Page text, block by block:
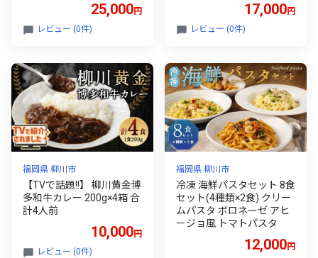
にぎり 弁当 NORI nori 有明
海産 焼き海苔 美味しい海
訳あり 理由あり 規格外 便
利 夕食 人気のり ランチ 昼
食 人気 美味しいのり 焼き
のり 名産海苔 巻き寿司 福
岡県 柳川市
25,000円
レビュー (0件)
り 弁当 NORI nori 有明海産
焼き海苔 美味しい海苔 の
り 理由あり 規格外 便利 夕
食 人気のり ランチ 昼食 人
気 美味しいのり 焼きのり
名産海苔 巻き寿司 福岡県
柳川市
17,000円
レビュー (0件)
福岡県 柳川市
【TVで話題!!】 柳川黄金博
多和牛カレー 200g×4箱 合
計4人前
10,000円
レビュー (0件)
福岡県 柳川市
冷凍 海鮮パスタセット 8食
セット(4種類×2食) クリー
ムパスタ ボロネーゼ アヒ
ージョ風 トマトパスタ
12,000円